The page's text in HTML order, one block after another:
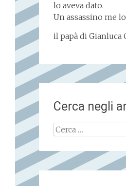
lo aveva dato.
Un assassino me
il papà di Gianluca
Cerca negli
Ricerca